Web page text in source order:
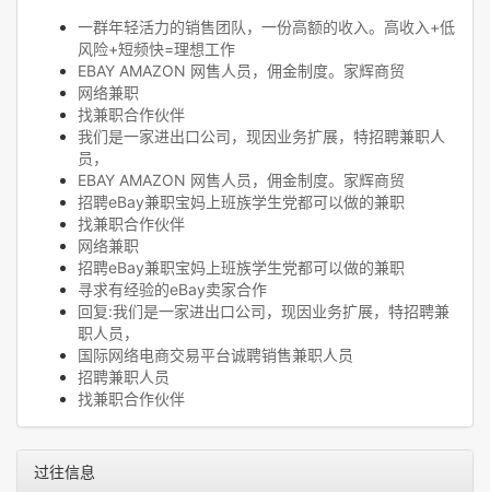
一群年轻活力的销售团队，一份高额的收入。高收入+低
风险+短频快=理想工作
EBAY AMAZON 网售人员，佣金制度。家辉商贸
网络兼职
找兼职合作伙伴
我们是一家进出口公司，现因业务扩展，特招聘兼职人
员，
EBAY AMAZON 网售人员，佣金制度。家辉商贸
招聘eBay兼职宝妈上班族学生党都可以做的兼职
找兼职合作伙伴
网络兼职
招聘eBay兼职宝妈上班族学生党都可以做的兼职
寻求有经验的eBay卖家合作
回复:我们是一家进出口公司，现因业务扩展，特招聘兼
职人员，
国际网络电商交易平台诚聘销售兼职人员
招聘兼职人员
找兼职合作伙伴
过往信息